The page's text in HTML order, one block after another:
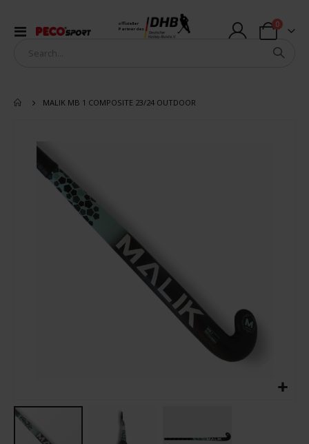
Navigation
offizieller
Partner des
Warenkorb
0Artikel
MALIK MB 1 COMPOSITE 23/24 OUTDOOR
Bildergalerie
springen